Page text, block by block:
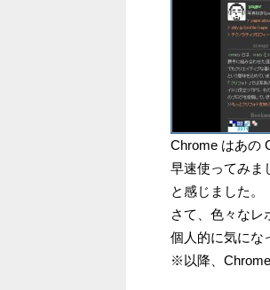
Chrome はあの
早速使ってみま
と感じました。
さて、色々なレ
個人的に気にな
※以降、